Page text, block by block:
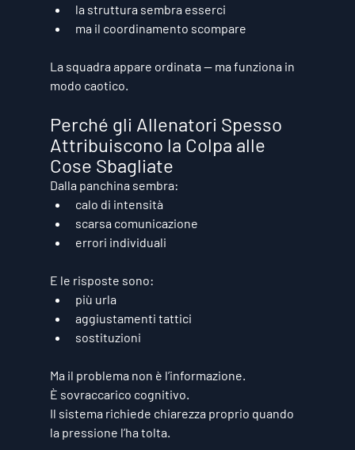
la struttura sembra esserci
ma il coordinamento scompare
La squadra appare ordinata — ma funziona in
modo caotico.
Perché gli Allenatori Spesso
Attribuiscono la Colpa alle
Cose Sbagliate
Dalla panchina sembra:
calo di intensità
scarsa comunicazione
errori individuali
E le risposte sono:
più urla
aggiustamenti tattici
sostituzioni
Ma il problema non è l’informazione.
È sovraccarico cognitivo
Il sistema richiede chiarezza proprio quando
la pressione l’ha tolta.